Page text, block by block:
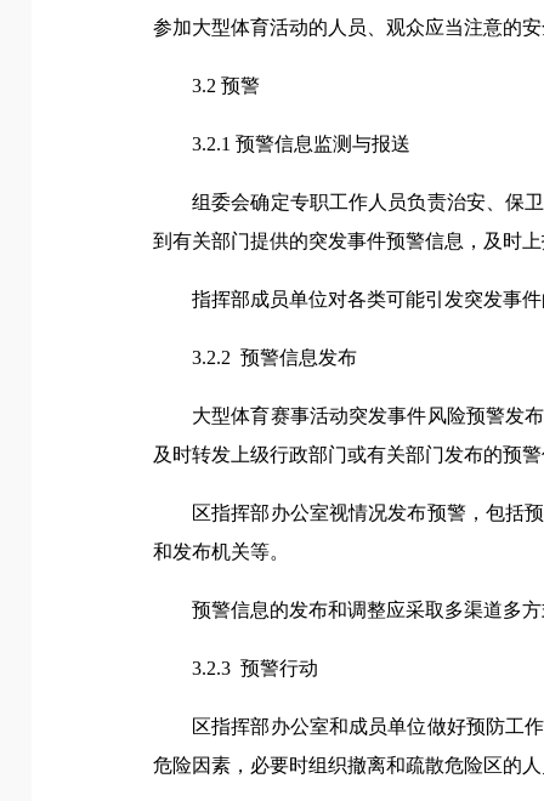
参加大型体育活动的人员、观众应当注意的
3.2 预警
3.2.1 预警信息监测与报送
组委会确定专职工作人员负责治安、保
到有关部门提供的突发事件预警信息，及时
指挥部成员单位对各类可能引发突发事
3.2.2 预警信息发布
大型体育赛事活动突发事件风险预警发
及时转发上级行政部门或有关部门发布的预
区指挥部办公室视情况发布预警，包括
和发布机关等。
预警信息的发布和调整应采取多渠道多
3.2.3 预警行动
区指挥部办公室和成员单位做好预防工
危险因素，必要时组织撤离和疏散危险区的